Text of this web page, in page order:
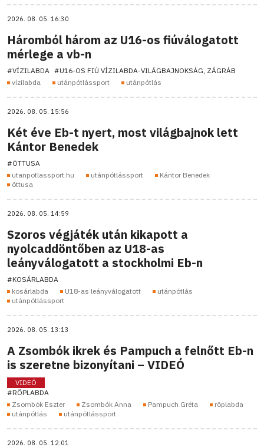
2026. 08. 05. 16:30
Háromból három az U16-os fiúválogatott
mérlege a vb-n
#VÍZILABDA #U16-OS FIÚ VÍZILABDA-VILÁGBAJNOKSÁG, ZÁGRÁB
vízilabda
utánpótlássport utánpótlás
2026. 08. 05. 15:56
Két éve Eb-t nyert, most világbajnok lett
Kántor Benedek
#ÖTTUSA
utanpotlassport.hu
utánpótlássport
Kántor Benedek
öttusa
2026. 08. 05. 14:59
Szoros végjáték után kikapott a
nyolcaddöntőben az U18-as
leányválogatott a stockholmi Eb-n
#KOSÁRLABDA
kosárlabda
U18-as leányválogatott
utánpótlás
utánpótlássport
2026. 08. 05. 13:13
A Zsombók ikrek és Pampuch a felnőtt Eb-n
is szeretne bizonyítani – VIDEÓ
VIDEÓ
#RÖPLABDA
Zsombók Eszter
Zsombók Anna Pampuch Gréta
röplabda
utánpótlás
utánpótlássport
2026. 08. 05. 12:01